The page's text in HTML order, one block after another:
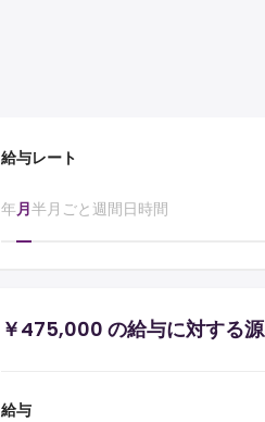
給与レート
年月半月ごと週間日時間
￥475,000 の給与に対する
給与